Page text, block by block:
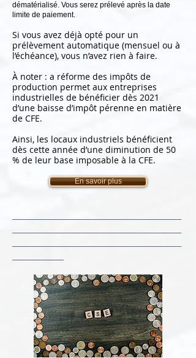
dématérialisé. Vous serez prélevé après la date
limite de paiement.
Si vous avez déjà opté pour un
prélèvement automatique (mensuel ou à
l’échéance), vous n’avez rien à faire.
À noter : a réforme des impôts de
production permet aux entreprises
industrielles de bénéficier dès 2021
d’une baisse d’impôt pérenne en matière
de CFE.
Ainsi, les locaux industriels bénéficient
dès cette année d’une diminution de 50
% de leur base imposable à la CFE.
En savoir plus